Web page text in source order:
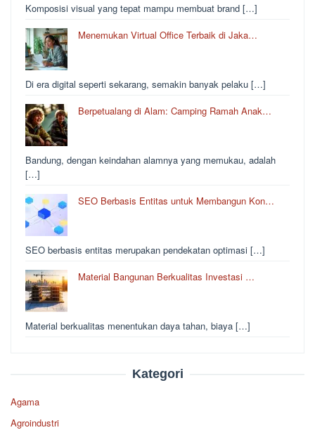
Komposisi visual yang tepat mampu membuat brand […]
Menemukan Virtual Office Terbaik di Jaka…
Di era digital seperti sekarang, semakin banyak pelaku […]
Berpetualang di Alam: Camping Ramah Anak…
Bandung, dengan keindahan alamnya yang memukau, adalah
[…]
SEO Berbasis Entitas untuk Membangun Kon…
SEO berbasis entitas merupakan pendekatan optimasi […]
Material Bangunan Berkualitas Investasi …
Material berkualitas menentukan daya tahan, biaya […]
Kategori
Agama
Agroindustri